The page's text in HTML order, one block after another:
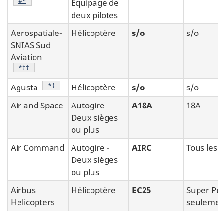
Équipage de
deux pilotes
Aerospatiale-
SNIAS Sud
Aviation
Note de bas de page
*††
Hélicoptère s/o s/o
Agusta Note de bas de page
*‡ Hélicoptère s/o
s/o
Air and Space
Autogire -
Deux sièges
ou plus
A18A 18A
Air Command
Autogire -
Deux sièges
ou plus
AIRC Tous
Airbus
Helicopters
Hélicoptère EC25
Super